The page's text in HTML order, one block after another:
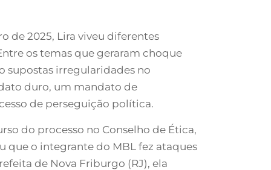
de 2025, Lira viveu diferentes
os temas que geraram choque
supostas irregularidades no
duro, um mandato de
de perseguição política.
do processo no Conselho de Ética,
que o integrante do MBL fez ataques
de Nova Friburgo (RJ), ela